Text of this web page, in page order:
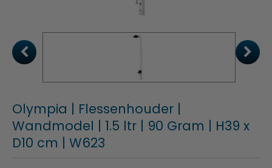
Olympia | Flessenhouder |
Wandmodel | 1.5 ltr | 90 Gram | H39 x
D10 cm | W623